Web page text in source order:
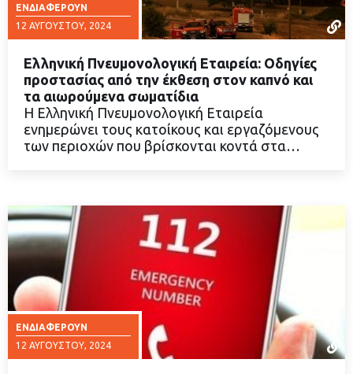
ΕΝΔΙΑΦΈΡΟΥΝ
12 ΑΥΓΟΎΣΤΟΥ, 2024
ΔΙΑΒΑΣΤΕ ΠΕΡΙΣΣΟΤΕΡΑ
Ελληνική Πνευμονολογική Εταιρεία: Οδηγίες
προστασίας από την έκθεση στον καπνό και
τα αιωρούμενα σωματίδια
Η Ελληνική Πνευμονολογική Εταιρεία
ενημερώνει τους κατοίκους και εργαζόμενους
των περιοχών που βρίσκονται κοντά στα…
ΕΝΔΙΑΦΈΡΟΥΝ
12 ΑΥΓΟΎΣΤΟΥ, 2024